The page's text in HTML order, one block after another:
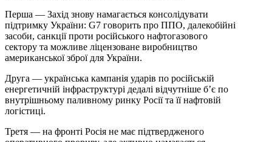
Перша — Захід знову намагається консолідувати
підтримку України: G7 говорить про ППО, далекобійні
засоби, санкції проти російського нафтогазового
сектору та можливе ліцензоване виробництво
американської зброї для України.
Друга — українська кампанія ударів по російській
енергетичній інфраструктурі дедалі відчутніше б’є по
внутрішньому паливному ринку Росії та її нафтовій
логістиці.
Третя — на фронті Росія не має підтвердженого